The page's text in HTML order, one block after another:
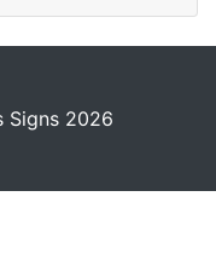
Signs 2026